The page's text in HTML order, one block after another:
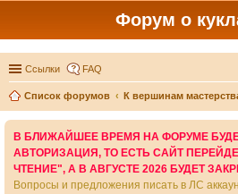
Форум о
Ссылки FAQ
Список форумов К вершинам
В БЛИЖАЙШЕЕ ВРЕМЯ НА ФОРУМЕ
АВТОРИЗАЦИЯ, ТО ЕСТЬ САЙТ
ЧТЕНИЕ", А В АВГУСТЕ 2026 БУДЕТ
Вопросы и предложения писать в ЛС